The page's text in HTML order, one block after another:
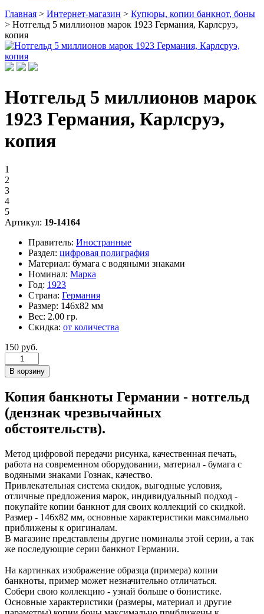
Главная > Интернет-магазин > Купюры, копии банкнот, боны
> Нотгельд 5 миллионов марок 1923 Германия, Карлсруэ,
копия
Нотгельд 5 миллионов марок
1923 Германия, Карлсруэ,
копия
1
2
3
4
5
Артикул: 19-14164
Правитель: Иностранные
Раздел: цифровая полиграфия
Материал: бумага с водяными знаками
Номинал: Марка
Год: 1923
Страна: Германия
Размер: 146х82 мм
Вес: 2.00 гр.
Скидка: от количества
150 руб.
Копия банкноты Германии - нотгельд
(дензнак чрезвычайных
обстоятельств).
Метод цифровой передачи рисунка, качественная печать,
работа на современном оборудовании, материал - бумага с
водяными знаками Гознак, качество.
Привлекательная система скидок, выгодные условия,
отличные предложения марок, индивидуальный подход -
покупайте копии банкнот для своих коллекций со скидкой.
Размер - 146х82 мм, основные характеристики максимально
приближены к оригиналам.
В магазине представлены другие номиналы этой серии, а так
же последующие серии банкнот Германии.
На картинках изображение образца (примера) копии
банкноты, пример может незначительно отличаться.
Собери свою коллекцию - узнай больше о бонистике.
Основные характеристики (размеры, материал и другие